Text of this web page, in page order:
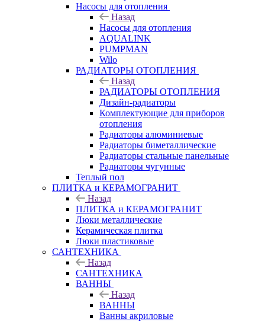
Насосы для отопления
Назад
Насосы для отопления
AQUALINK
PUMPMAN
Wilo
РАДИАТОРЫ ОТОПЛЕНИЯ
Назад
РАДИАТОРЫ ОТОПЛЕНИЯ
Дизайн-радиаторы
Комплектующие для приборов
отопления
Радиаторы алюминиевые
Радиаторы биметаллические
Радиаторы стальные панельные
Радиаторы чугунные
Теплый пол
ПЛИТКА и КЕРАМОГРАНИТ
Назад
ПЛИТКА и КЕРАМОГРАНИТ
Люки металлические
Керамическая плитка
Люки пластиковые
САНТЕХНИКА
Назад
САНТЕХНИКА
ВАННЫ
Назад
ВАННЫ
Ванны акриловые